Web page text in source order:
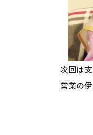
次回は
営業の